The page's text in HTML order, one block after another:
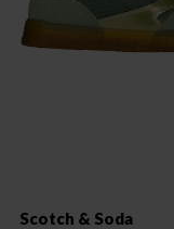
Scotch & Soda